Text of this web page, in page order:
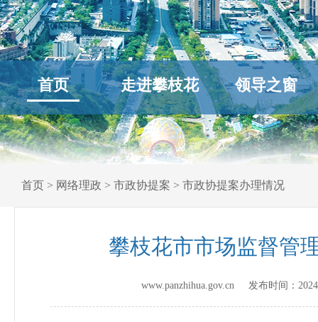
首页 走进攀枝花 领导之窗
首页 > 网络理政 > 市政协提案 > 市政协提案办理情况
攀枝花市市场监督管
www.panzhihua.gov.cn 发布时间：